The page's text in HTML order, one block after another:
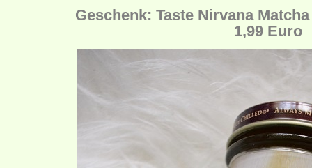
Geschenk: Taste Nirvana
1,99 Euro